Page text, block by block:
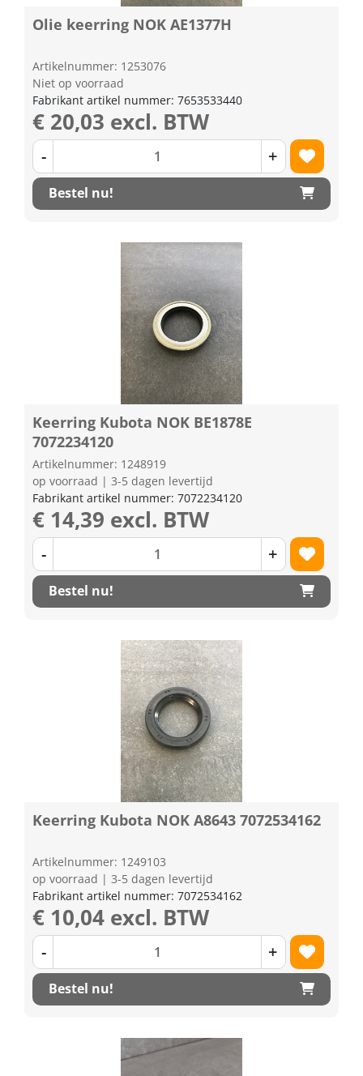
Olie keerring NOK AE1377H
Artikelnummer: 1253076
Niet op voorraad
Fabrikant artikel nummer: 7653533440
€ 20,03 excl. BTW
- +
Bestel nu!
Keerring Kubota NOK BE1878E
7072234120
Artikelnummer: 1248919
op voorraad | 3-5 dagen levertijd
Fabrikant artikel nummer: 7072234120
€ 14,39 excl. BTW
- +
Bestel nu!
Keerring Kubota NOK A8643 7072534162
Artikelnummer: 1249103
op voorraad | 3-5 dagen levertijd
Fabrikant artikel nummer: 7072534162
€ 10,04 excl. BTW
- +
Bestel nu!